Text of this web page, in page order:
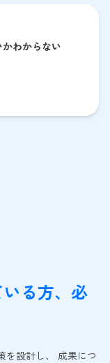
わからない
る方、必
を設計し、 成果につ